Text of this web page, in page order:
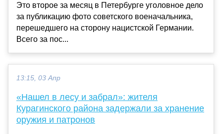
Это второе за месяц в Петербурге уголовное дело
за публикацию фото советского военачальника,
перешедшего на сторону нацистской Германии.
Всего за пос...
13:15, 03 Апр
«Нашел в лесу и забрал»: жителя
Курагинского района задержали за хранение
оружия и патронов